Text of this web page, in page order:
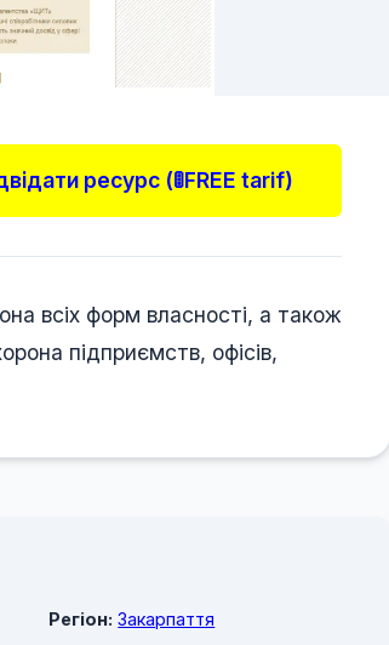
ресурс (🚦FREE tarif)
всіх форм власності, а також
підприємств, офісів,
Регіон: Закарпаття